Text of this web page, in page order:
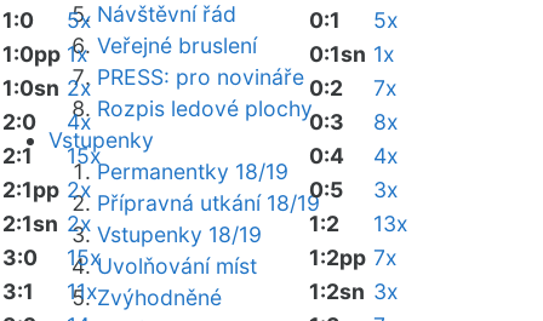
Návštěvní řád
Veřejné bruslení
PRESS: pro novináře
Rozpis ledové plochy
Vstupenky
Permanentky 18/19
Přípravná utkání 18/19
Vstupenky 18/19
Uvolňování míst
Zvýhodněné
1:0
5x
1:0pp 1x
1:0sn 2x
2:0
4x
2:1
15x
2:1pp 2x
2:1sn 2x
3:0
15x
3:1
11x
0:1
5x
0:1sn 1x
0:2
7x
0:3
8x
0:4
4x
0:5
3x
1:2
13x
1:2pp 7x
1:2sn 3x